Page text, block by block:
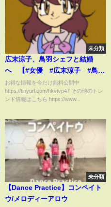
未分類
広末涼子、鳥羽シェフと結婚
へ 【#女優 #広末涼子 #鳥羽
周作 #結婚 #ダブル不倫 #キ
ャンドル・ジュン】
お得な情報を今だけ無料公開中
https://tinyurl.com/hkvtvp47 その他のトレ
ンド情報はこちら https://www...
未分類
【Dance Practice】コンペイト
ウ/メロディーアロウ